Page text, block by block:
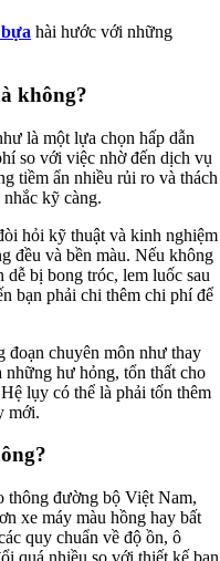
hài hước với những
không?
là một lựa chọn hấp dẫn
so với việc nhờ đến dịch vụ
tiềm ẩn nhiều rủi ro và thách
kỹ càng.
hỏi kỹ thuật và kinh nghiệm
đều và bền màu. Nếu không
bị bong tróc, lem luốc sau
bạn phải chi thêm chi phí để
đoạn chuyên môn như thay
những hư hỏng, tổn thất cho
lụy có thể là phải tốn thêm
mới.
thông đường bộ Việt Nam,
xe máy màu hồng hay bất
quy chuẩn về độ ồn, ô